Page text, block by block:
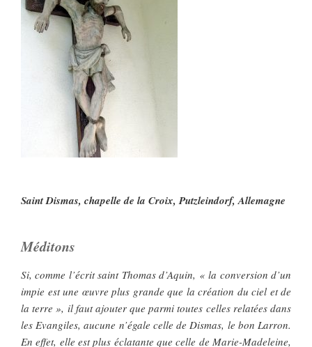
Saint Dismas, chapelle de la Croix, Putzleindorf, Allemagne
Méditons
Si, comme l’écrit saint Thomas d’Aquin, « la conversion d’un
impie est une œuvre plus grande que la création du ciel et de
la terre », il faut ajouter que parmi toutes celles relatées dans
les Evangiles, aucune n’égale celle de Dismas, le bon Larron.
En effet, elle est plus éclatante que celle de Marie-Madeleine,